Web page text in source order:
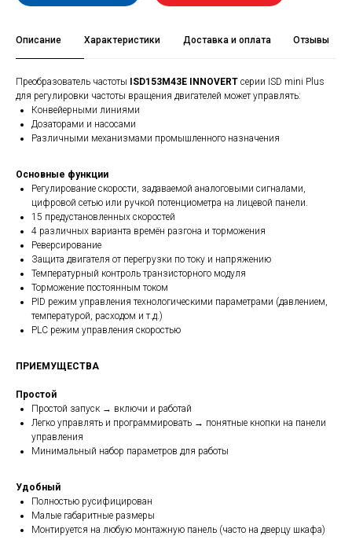
Описание Характеристики Доставка и оплата Отзывы
Преобразователь частоты ISD153M43E INNOVERT серии ISD mini Plus
для регулировки частоты вращения двигателей может управлять:
Конвейерными линиями
Дозаторами и насосами
Различными механизмами промышленного назначения
Основные функции
Регулирование скорости, задаваемой аналоговыми сигналами,
цифровой сетью или ручкой потенциометра на лицевой панели.
15 предустановленных скоростей
4 различных варианта времён разгона и торможения
Реверсирование
Защита двигателя от перегрузки по току и напряжению
Температурный контроль транзисторного модуля
Торможение постоянным током
PID режим управления технологическими параметрами (давлением,
температурой, расходом и т.д.)
PLC режим управления скоростью
ПРИЕМУЩЕСТВА
Простой
Простой запуск → включи и работай
Легко управлять и программировать → понятные кнопки на панели
управления
Минимальный набор параметров для работы
Удобный
Полностью русифицирован
Малые габаритные размеры
Монтируется на любую монтажную панель (часто на дверцу шкафа)